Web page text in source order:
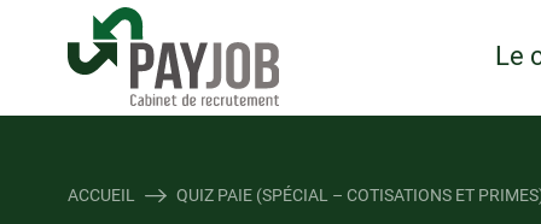
Le
ACCUEIL QUIZ PAIE (SPÉCIAL – COTISATIONS ET